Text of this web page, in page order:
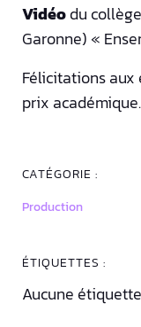
Vidéodu
Garonne) «
Félicitations aux
prix académique.
CATÉGORIE :
Production
ÉTIQUETTES :
Aucune étiquette